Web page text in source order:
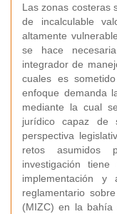
Las zonas costeras
de incalculable
altamente
se hace
integrador de
cuales es
enfoque demanda
mediante la cual
jurídico capaz de
perspectiva
retos asumidos
investigación
implementación y
reglamentario
(MIZC) en la bahía